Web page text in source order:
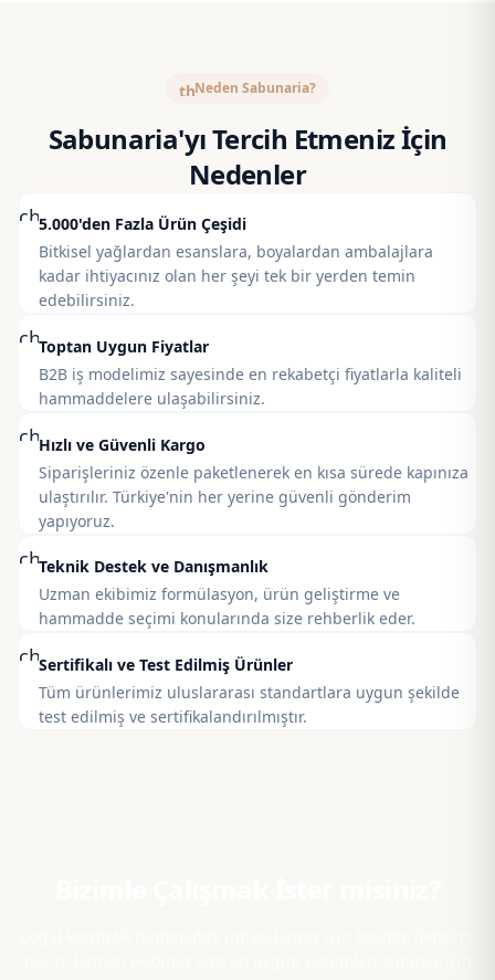
thumb_up
Neden Sabunaria?
Sabunaria'yı Tercih Etmeniz İçin
Nedenler
check_circle
5.000'den Fazla Ürün Çeşidi
Bitkisel yağlardan esanslara, boyalardan ambalajlara
kadar ihtiyacınız olan her şeyi tek bir yerden temin
edebilirsiniz.
check_circle
Toptan Uygun Fiyatlar
B2B iş modelimiz sayesinde en rekabetçi fiyatlarla kaliteli
hammaddelere ulaşabilirsiniz.
check_circle
Hızlı ve Güvenli Kargo
Siparişleriniz özenle paketlenerek en kısa sürede kapınıza
ulaştırılır. Türkiye'nin her yerine güvenli gönderim
yapıyoruz.
check_circle
Teknik Destek ve Danışmanlık
Uzman ekibimiz formülasyon, ürün geliştirme ve
hammadde seçimi konularında size rehberlik eder.
check_circle
Sertifikalı ve Test Edilmiş Ürünler
Tüm ürünlerimiz uluslararası standartlara uygun şekilde
test edilmiş ve sertifikalandırılmıştır.